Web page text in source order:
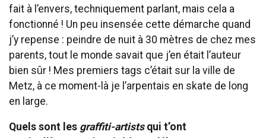
fait à l’envers, techniquement parlant, mais cela a
fonctionné ! Un peu insensée cette démarche quand
j’y repense : peindre de nuit à 30 mètres de chez mes
parents, tout le monde savait que j’en était l’auteur
bien sûr ! Mes premiers tags c’était sur la ville de
Metz, à ce moment-là je l’arpentais en skate de long
en large.
Quels sont les graffiti-artistsqui t’ont